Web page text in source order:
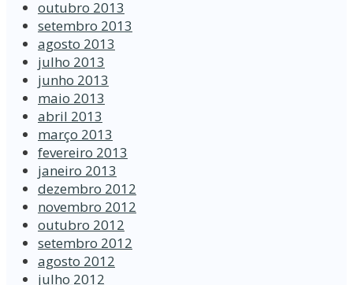
outubro 2013
setembro 2013
agosto 2013
julho 2013
junho 2013
maio 2013
abril 2013
março 2013
fevereiro 2013
janeiro 2013
dezembro 2012
novembro 2012
outubro 2012
setembro 2012
agosto 2012
julho 2012